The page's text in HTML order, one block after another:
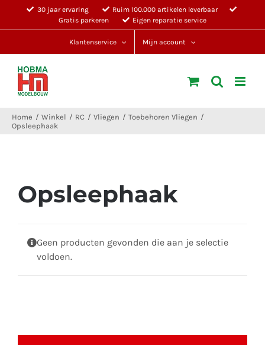
30 jaar ervaring
Ruim 100.000 artikelen leverbaar
Gratis parkeren
Eigen reparatie service
Klantenservice Mijn account
Home Winkel RC Vliegen
Toebehoren Vliegen
Opsleephaak
Opsleephaak
Geen producten gevonden die aan je selectie
voldoen.